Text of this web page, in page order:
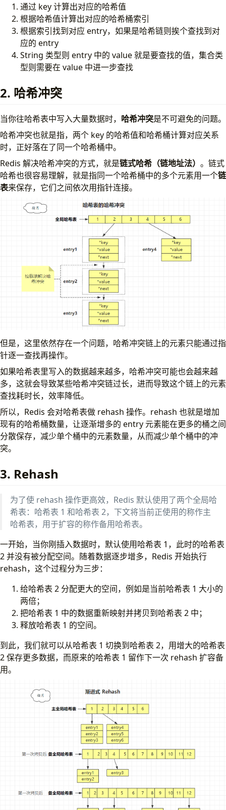
通过 key 计算出对应的哈希值
根据哈希值计算出对应的哈希桶索引
根据索引找到对应 entry，如果是哈希链则挨个查找到对
应的 entry
String 类型则 entry 中的 value 就是要查找的值，集合类
型则需要在 value 中进一步查找
2. 哈希冲突
当你往哈希表中写入大量数据时， 哈希冲突是不可避免的问题。
哈希冲突也就是指，两个 key 的哈希值和哈希桶计算对应关系
时，正好落在了同一个哈希桶中。
Redis 解决哈希冲突的方式，就是链式哈希（链地址法） 。链式
哈希也很容易理解，就是指同一个哈希桶中的多个元素用一个链
表来保存，它们之间依次用指针连接。
但是，这里依然存在一个问题，哈希冲突链上的元素只能通过指
针逐一查找再操作。
如果哈希表里写入的数据越来越多，哈希冲突可能也会越来越
多，这就会导致某些哈希冲突链过长，进而导致这个链上的元素
查找耗时长，效率降低。
所以，Redis 会对哈希表做 rehash 操作。rehash 也就是增加
现有的哈希桶数量，让逐渐增多的 entry 元素能在更多的桶之间
分散保存，减少单个桶中的元素数量，从而减少单个桶中的冲
突。
3. Rehash
为了使 rehash 操作更高效，Redis 默认使用了两个全局哈
希表：哈希表 1 和哈希表 2，下文将当前正使用的称作主
哈希表，用于扩容的称作备用哈希表。
一开始，当你刚插入数据时，默认使用哈希表 1，此时的哈希表
2 并没有被分配空间。随着数据逐步增多，Redis 开始执行
rehash，这个过程分为三步：
给哈希表 2 分配更大的空间，例如是当前哈希表 1 大小的
两倍；
把哈希表 1 中的数据重新映射并拷贝到哈希表 2 中；
释放哈希表 1 的空间。
到此，我们就可以从哈希表 1 切换到哈希表 2，用增大的哈希表
2 保存更多数据，而原来的哈希表 1 留作下一次 rehash 扩容备
用。